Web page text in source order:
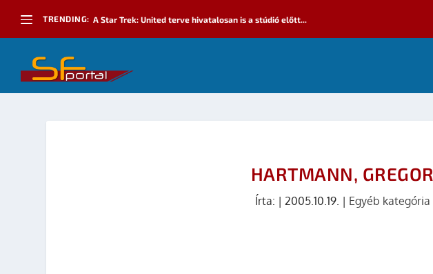
TRENDING: A Star Trek: United terve hivatalosan is a stúdió előtt...
HARTMANN, GREGOR
Írta: | 2005.10.19. | Egyéb kategória